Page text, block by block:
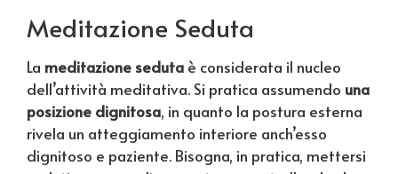
Meditazione Seduta
La meditazione seduta è considerata il nucleo
dell’attività meditativa. Si pratica assumendo una
posizione dignitosa, in quanto la postura esterna
rivela un atteggiamento interiore anch’esso
dignitoso e paziente. Bisogna, in pratica, mettersi